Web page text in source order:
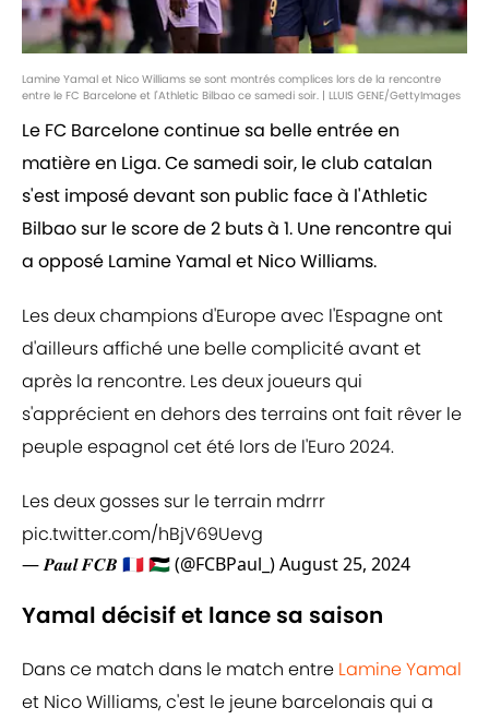
Lamine Yamal et Nico Williams se sont montrés complices lors de la rencontre
entre le FC Barcelone et l'Athletic Bilbao ce samedi soir. | LLUIS GENE/GettyImages
Le FC Barcelone continue sa belle entrée en
matière en Liga. Ce samedi soir, le club catalan
s'est imposé devant son public face à l'Athletic
Bilbao sur le score de 2 buts à 1. Une rencontre qui
a opposé Lamine Yamal et Nico Williams.
Les deux champions d'Europe avec l'Espagne ont
d'ailleurs affiché une belle complicité avant et
après la rencontre. Les deux joueurs qui
s'apprécient en dehors des terrains ont fait rêver le
peuple espagnol cet été lors de l'Euro 2024.
Les deux gosses sur le terrain mdrrr
pic.twitter.com/hBjV69Uevg
— 𝑷𝒂𝒖𝒍 𝑭𝑪𝑩 🇫🇷 🇵🇸 (@FCBPaul_)August 25, 2024
Yamal décisif et lance sa saison
Dans ce match dans le match entre Lamine Yamal
et Nico Williams, c'est le jeune barcelonais qui a